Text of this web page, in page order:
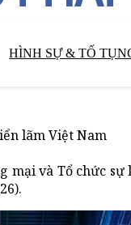
HÌNH SỰ & TỐ
lãm Việt Nam
và Tổ chức